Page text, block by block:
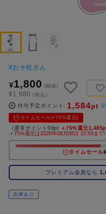
コ
レ
イ
ズ
注
目
ー
ワ
#おそ松さん
¥1,800 (税抜)
¥1,980 (税込)
付与予定ポイント 1,584pt
タイムセール(+75%還元)
（通常ポイント99pt ＋75%還元
＋75%還元は2026年08月08日 10:59まで!
タイムセール
プレミアム会員なら
在庫あり